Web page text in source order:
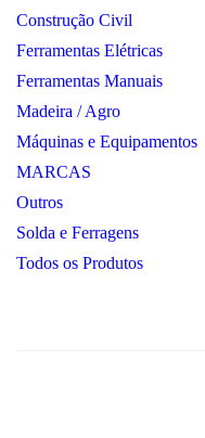
Construção Civil
Ferramentas Elétricas
Ferramentas Manuais
Madeira / Agro
Máquinas e Equipamentos
MARCAS
Outros
Solda e Ferragens
Todos os Produtos